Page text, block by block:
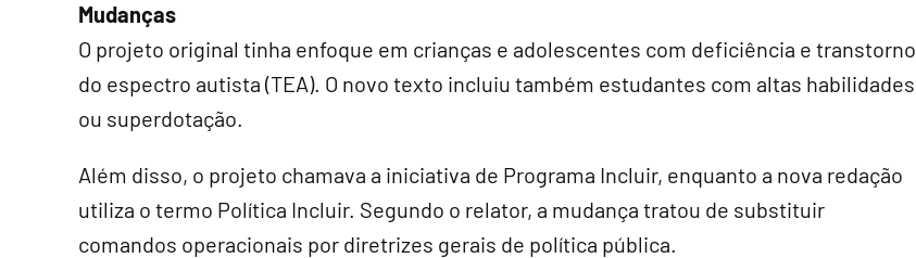
Mudanças
O projeto original tinha enfoque em crianças e adolescentes com deficiência e transtorno
do espectro autista (TEA). O novo texto incluiu também estudantes com altas habilidades
ou superdotação.
Além disso, o projeto chamava a iniciativa de Programa Incluir, enquanto a nova redação
utiliza o termo Política Incluir. Segundo o relator, a mudança tratou de substituir
comandos operacionais por diretrizes gerais de política pública.